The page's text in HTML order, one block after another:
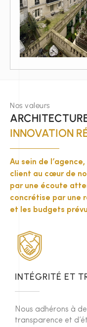
Nos valeurs
INNOVATION
Au sein de
client au cœur de
par une écoute
concrétise par une
et les budgets
INTÉGRITÉ ET
Nous adhérons à
transparence et